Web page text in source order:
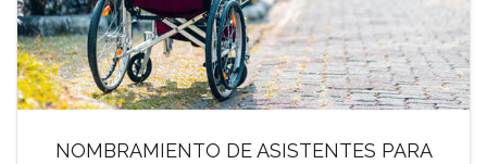
NOMBRAMIENTO DE ASISTENTES PARA